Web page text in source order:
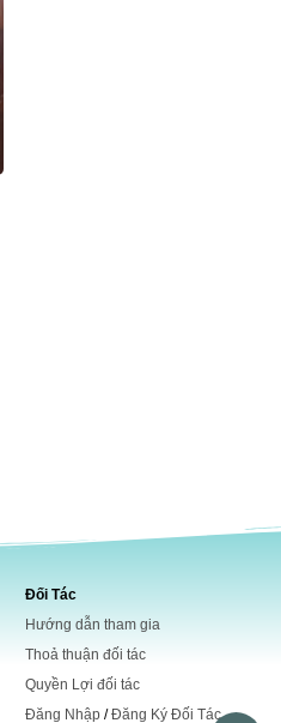
Đối Tác
Hướng dẫn tham gia
Thoả thuận đối tác
Quyền Lợi đối tác
Đăng Nhập /Đăng Ký Đối Tác